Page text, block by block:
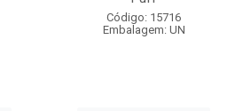
Código: 15716
Embalagem: UN